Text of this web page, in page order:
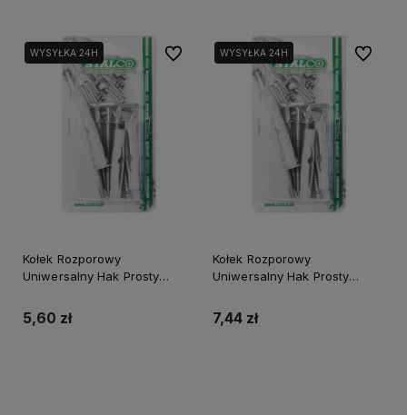
WYSYŁKA 24H
Kołek Rozporowy
Uniwersalny Hak Prosty
(4)/12/72
5,60 zł
Do ulubionychWYSYŁKA 24H
Kołek Rozporowy
Uniwersalny Hak Prosty
(4)/12/72
7,44 zł
Do